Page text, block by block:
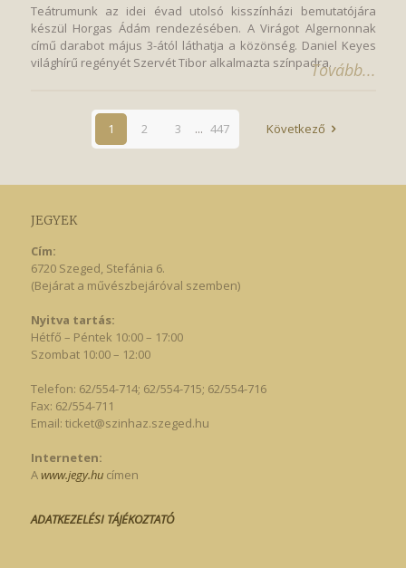
Teátrumunk az idei évad utolsó kisszínházi bemutatójára
készül Horgas Ádám rendezésében. A Virágot Algernonnak
című darabot május 3-ától láthatja a közönség. Daniel Keyes
világhírű regényét Szervét Tibor alkalmazta színpadra.Tovább...
1 2 3 ... 447 Következő
JEGYEK
Cím:
6720 Szeged, Stefánia 6.
(Bejárat a művészbejáróval szemben)
Nyitva tartás:
Hétfő – Péntek 10:00 – 17:00
Szombat 10:00 – 12:00
Telefon: 62/554-714; 62/554-715; 62/554-716
Fax: 62/554-711
Email: ticket@szinhaz.szeged.hu
Interneten:
Awww.jegy.hucímen
ADATKEZELÉSI TÁJÉKOZTATÓ